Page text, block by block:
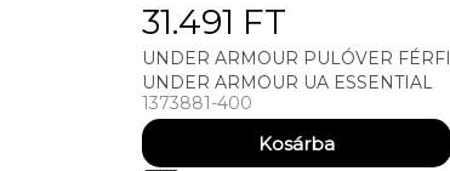
31.491 FT
UNDER ARMOUR PULÓVER FÉRFI
UNDER ARMOUR UA ESSENTIAL
FLEECE FZ HOOD PULÓVER
1373881-400